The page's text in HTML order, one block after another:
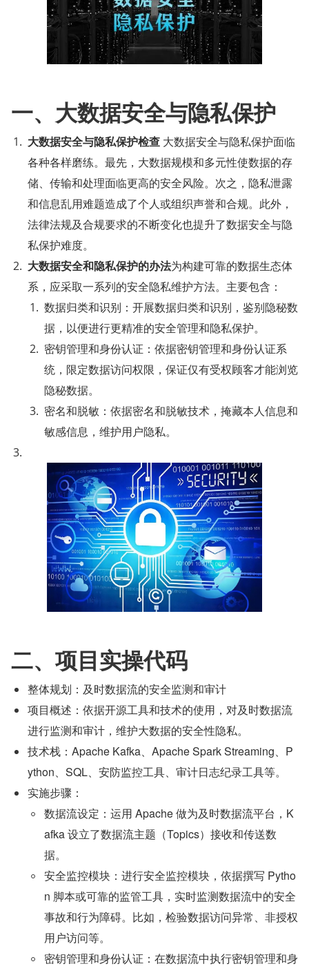
一、大数据安全与隐私保护
大数据安全与隐私保护检查 大数据安全与隐私保护面临
各种各样磨练。最先，大数据规模和多元性使数据的存
储、传输和处理面临更高的安全风险。次之，隐私泄露
和信息乱用难题造成了个人或组织声誉和合规。此外，
法律法规及合规要求的不断变化也提升了数据安全与隐
私保护难度。
大数据安全和隐私保护的办法为构建可靠的数据生态体
系，应采取一系列的安全隐私维护方法。主要包含：
数据归类和识别：开展数据归类和识别，鉴别隐秘数
据，以便进行更精准的安全管理和隐私保护。
密钥管理和身份认证：依据密钥管理和身份认证系
统，限定数据访问权限，保证仅有受权顾客才能浏览
隐秘数据。
密名和脱敏：依据密名和脱敏技术，掩藏本人信息和
敏感信息，维护用户隐私。
二、项目实操代码
整体规划：及时数据流的安全监测和审计
项目概述：依据开源工具和技术的使用，对及时数据流
进行监测和审计，维护大数据的安全性隐私。
技术栈：Apache Kafka、Apache Spark Streaming、P
ython、SQL、安防监控工具、审计日志纪录工具等。
实施步骤：
数据流设定：运用 Apache 做为及时数据流平台，K
afka 设立了数据流主题（Topics）接收和传送数
据。
安全监控模块：进行安全监控模块，依据撰写 Pytho
n 脚本或可靠的监管工具，实时监测数据流中的安全
事故和行为障碍。比如，检验数据访问异常、非授权
用户访问等。
密钥管理和身份认证：在数据流中执行密钥管理和身